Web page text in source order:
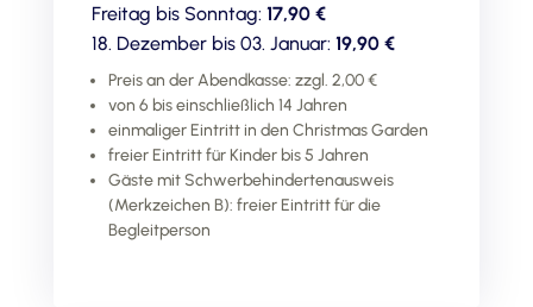
Freitag bis Sonntag: 17,90 €
18. Dezember bis 03. Januar: 19,90 €
Preis an der Abendkasse: zzgl. 2,00 €
von 6 bis einschließlich 14 Jahren
einmaliger Eintritt in den Christmas Garden
freier Eintritt für Kinder bis 5 Jahren
Gäste mit Schwerbehindertenausweis
(Merkzeichen B): freier Eintritt für die
Begleitperson